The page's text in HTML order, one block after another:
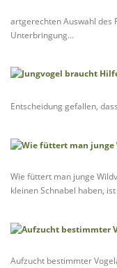
artgerechten Auswahl des
Unterbringung...
Entscheidung gefallen,
Wie füttert man junge Wildvögel? Weil junge Vögel
kleinen Schnabel haben, ist
Aufzucht bestimmter Vogelarten Für einige Vogelarten